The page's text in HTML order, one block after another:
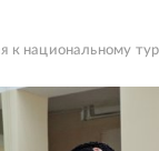
к национальному